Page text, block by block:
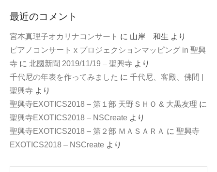
最近のコメント
宮本真理子オカリナコンサート に 山岸 和生 より
ピアノコンサート x プロジェクションマッピング in 聖興
寺 に 北國新聞 2019/11/19 – 聖興寺 より
千代尼の年表を作ってみました に 千代尼、客殿、佛間 |
聖興寺 より
聖興寺EXOTICS2018 – 第１部 天野ＳＨＯ & 大黒友理 に
聖興寺EXOTICS2018 – NSCreate より
聖興寺EXOTICS2018 – 第２部 ＭＡＳＡＲＡ に 聖興寺
EXOTICS2018 – NSCreate より